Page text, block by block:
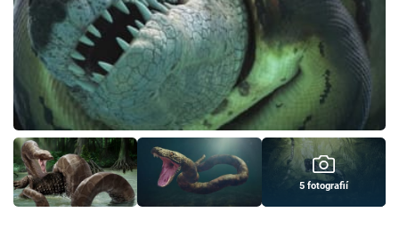
Pořady
TV Program
Časopis
Sledujte prima+
Přihlášení
5 fotografií